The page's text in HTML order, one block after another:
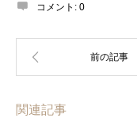
コメント: 0
関連記事